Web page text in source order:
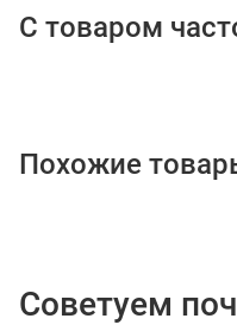
С товаром
Похожие
Советуем